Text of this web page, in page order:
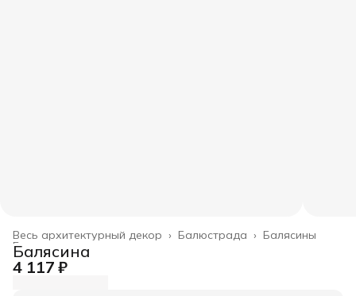
Балясины
Балюстрада ›
Весь архитектурный декор ›
Главная
Балясина
4 117 ₽